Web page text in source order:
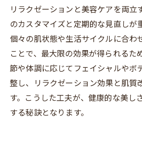
リラクゼーションと美容ケアを両立
のカスタマイズと定期的な見直しが
個々の肌状態や生活サイクルに合わ
ことで、最大限の効果が得られるた
節や体調に応じてフェイシャルやボ
整し、リラクゼーション効果と肌質
す。こうした工夫が、健康的な美し
する秘訣となります。